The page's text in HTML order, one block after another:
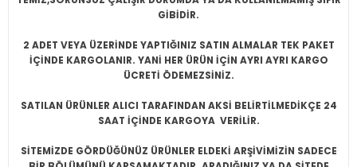
GİBİDİR.
2 ADET VEYA ÜZERİNDE YAPTIĞINIZ SATIN ALMALAR TEK PAKET
İÇİNDE KARGOLANIR. YANİ HER ÜRÜN İÇİN AYRI AYRI KARGO
ÜCRETİ ÖDEMEZSİNİZ.
SATILAN ÜRÜNLER ALICI TARAFINDAN AKSİ BELİRTİLMEDİKÇE 24
SAAT İÇİNDE KARGOYA VERİLİR.
SİTEMİZDE GÖRDÜĞÜNÜZ ÜRÜNLER ELDEKİ ARŞİVİMİZİN SADECE